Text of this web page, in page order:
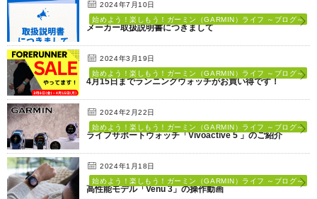
2024年7月10日
始めよう！楽しもう！ガーミン（GARMIN）ライフ ～ブログ～
メーカー取扱説明書につきまして
2024年3月19日
始めよう！楽しもう！ガーミン（GARMIN）ライフ ～ブログ～
4月15日までランニングウォッチがお買い得です！
2024年2月22日
始めよう！楽しもう！ガーミン（GARMIN）ライフ ～ブログ～
ライフサポートウォッチ「Vivoactive 5 」のご紹介
2024年1月18日
始めよう！楽しもう！ガーミン（GARMIN）ライフ ～ブログ～
高性能モデル「Venu 3」の操作動画